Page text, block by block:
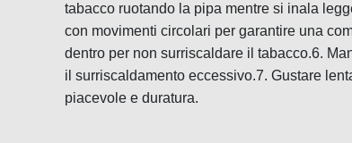
tabacco ruotando la pipa mentre si inala
con movimenti circolari per garantire una
dentro per non surriscaldare il tabacco.6.
il surriscaldamento eccessivo.7. Gustare
piacevole e duratura.